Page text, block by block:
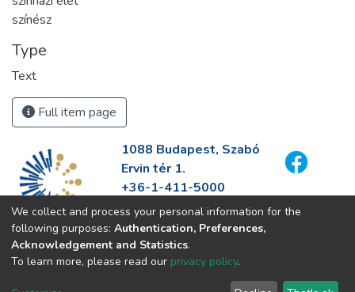
színész
Type
Text
Full item page
1088 Budapest, Szabó
Ervin tér 1.
+36-1-411-5000
info@fszek.hu
https://fszek.hu
We collect and process your personal information for the
following purposes: Authentication, Preferences,
Acknowledgement and Statistics.
To learn more, please read our privacy policy.